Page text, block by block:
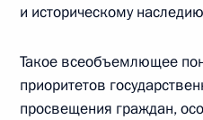
и искусству
и историческому
Такое всеобъемлющее
приоритетов
просвещения граждан,